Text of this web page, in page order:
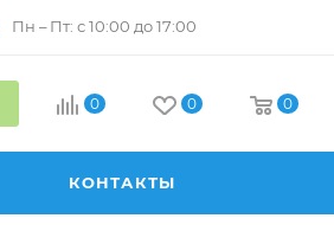
Пн – Пт: с 10:00 до 17:00
0 0 0
КОНТАКТЫ